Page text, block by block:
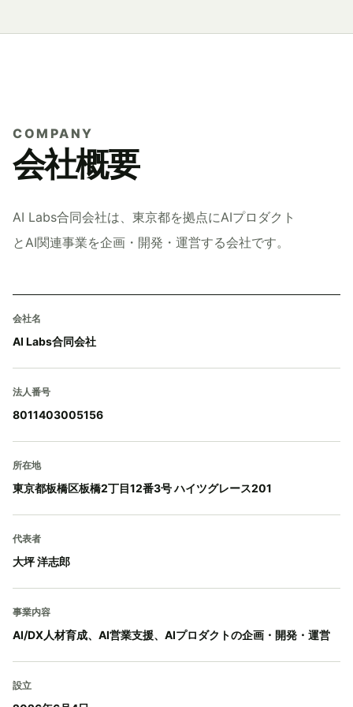
COMPANY
会社概要
AI Labs合同会社は、東京都を拠点にAIプロダクト
とAI関連事業を企画・開発・運営する会社です。
会社名
AI Labs合同会社
法人番号
8011403005156
所在地
東京都板橋区板橋2丁目12番3号 ハイツグレース201
代表者
大坪 洋志郎
事業内容
AI/DX人材育成、AI営業支援、AIプロダクトの企画・開発・運営
設立